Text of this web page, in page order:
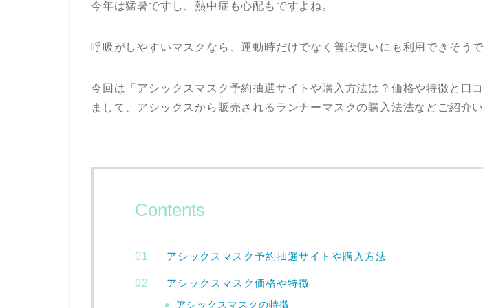
今年は猛暑ですし、熱中症も心配もですよね。
呼吸がしやすいマスクなら、運動時だけでなく普段使いにも利用できそうで
今回は「アシックスマスク予約抽選サイトや購入方法は？価格や特徴と口
まして、アシックスから販売されるランナーマスクの購入法法などご紹介い
Contents
アシックスマスク予約抽選サイトや購入方法
アシックスマスク価格や特徴
アシックスマスクの特徴